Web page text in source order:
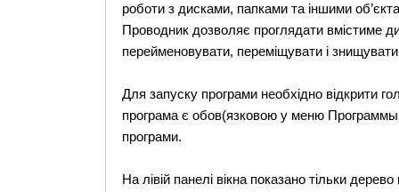
роботи з дисками, папками та іншими
Проводник дозволяє проглядати вмістиме
перейменовувати, переміщувати і
Для запуску програми необхідно відкрити
програма є обов(язковою у меню Программы.
програми.
На лівій панелі вікна показано тільки